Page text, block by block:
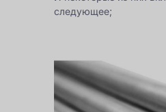
следующее;